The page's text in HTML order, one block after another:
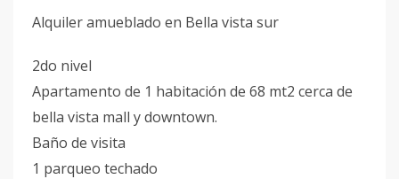
Alquiler amueblado en Bella vista sur
2do nivel
Apartamento de 1 habitación de 68 mt2 cerca de
bella vista mall y downtown.
Baño de visita
1 parqueo techado